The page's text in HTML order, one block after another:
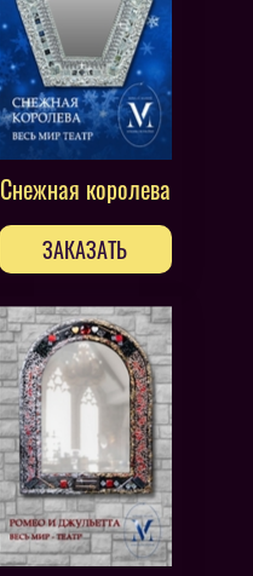
Снежная королева
ЗАКАЗАТЬ